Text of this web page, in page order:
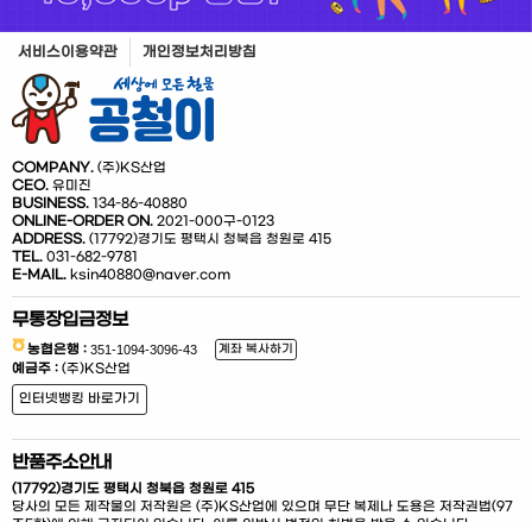
서비스이용약관 개인정보처리방침
COMPANY. (주)KS산업
CEO. 유미진
BUSINESS. 134-86-40880
ONLINE-ORDER ON. 2021-000구-0123
ADDRESS. (17792)경기도 평택시 청북읍 청원로 415
TEL. 031-682-9781
E-MAIL. ksin40880@naver.com
무통장입금정보
농협은행 : 계좌 복사하기
예금주 : (주)KS산업
인터넷뱅킹 바로가기
반품주소안내
(17792)경기도 평택시 청북읍 청원로 415
당사의 모든 제작물의 저작원은 (주)KS산업에 있으며 무단 복제나 도용은 저작권법(97